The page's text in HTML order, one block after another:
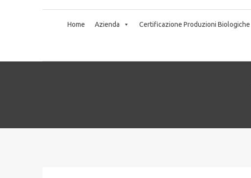
Home Azienda Certificazione Produzioni Biologiche